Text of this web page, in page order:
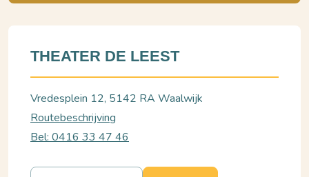
THEATER DE LEEST
Vredesplein 12, 5142 RA Waalwijk
Routebeschrijving
Bel: 0416 33 47 46